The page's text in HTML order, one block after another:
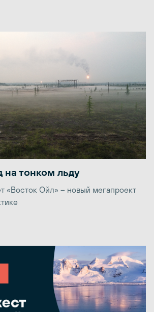
тонком льду
«Восток Ойл» – новый мегапроект